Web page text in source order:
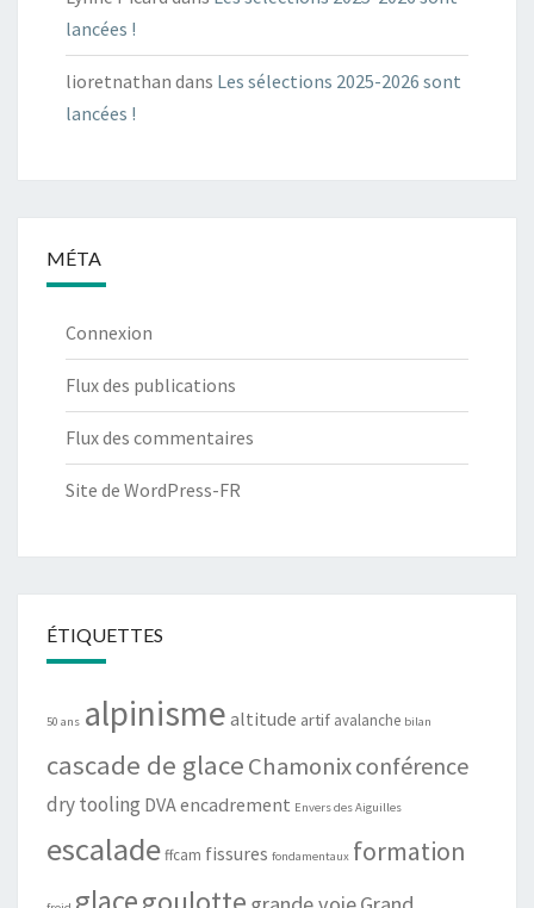
lancées !
lioretnathan dans Les sélections 2025-2026 sont
lancées !
MÉTA
Connexion
Flux des publications
Flux des commentaires
Site de WordPress-FR
ÉTIQUETTES
50 ans alpinisme altitude artif avalanche bilan
cascade de glaceChamonixconférence
dry tooling DVAencadrement Envers des Aiguilles
escaladeffcam fissures fondamentaux formation